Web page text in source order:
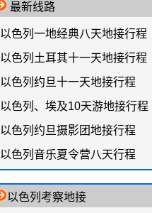
最新线路
以色列一地经典八天地接行程
以色列土耳其十一天地接行程
以色列约旦十一天地接行程
以色列、埃及10天游地接行程
以色列约旦摄影团地接行程
以色列音乐夏令营八天行程
以色列考察地接